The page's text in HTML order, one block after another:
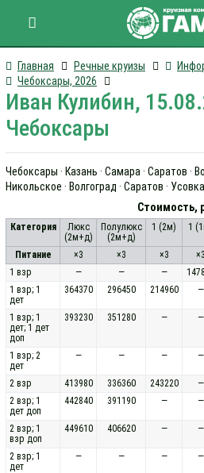
Главная Речные круизы
Чебоксары, 2026
Иван Кулибин,
Чебоксары
Чебоксары · Казань · Самара · Саратов ·
Никольское · Волгоград · Саратов ·
Стоимость,
Категория
Люкс
(2м+д)
Полулюкс
(2м+д)
1 (2м) 1
Питание
×3 ×3 ×3 ×3
1 взр
— — —
1 взр; 1
дет
364370 296450 214960 —
1 взр; 1
дет; 1 дет
доп
393230 351280 — —
1 взр; 2
дет
— — — —
2 взр 413980 336360 243220 —
2 взр; 1
дет доп
442840 391190 — —
2 взр; 1
взр доп
449610 406620 — —
2 взр; 1
дет
— — — —